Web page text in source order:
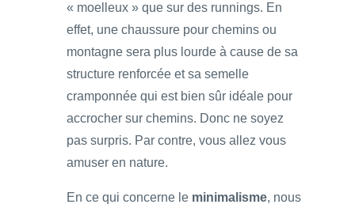
« moelleux » que sur des runnings. En
effet, une chaussure pour chemins ou
montagne sera plus lourde à cause de sa
structure renforcée et sa semelle
cramponnée qui est bien sûr idéale pour
accrocher sur chemins. Donc ne soyez
pas surpris. Par contre, vous allez vous
amuser en nature.
En ce qui concerne le minimalisme, nous